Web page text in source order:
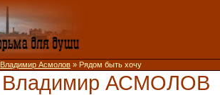
Владимир Асмолов » Рядом быть хочу
Владимир АСМОЛОВ